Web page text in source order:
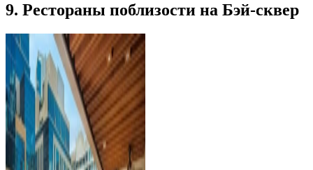
9. Рестораны поблизости на Бэй-сквер